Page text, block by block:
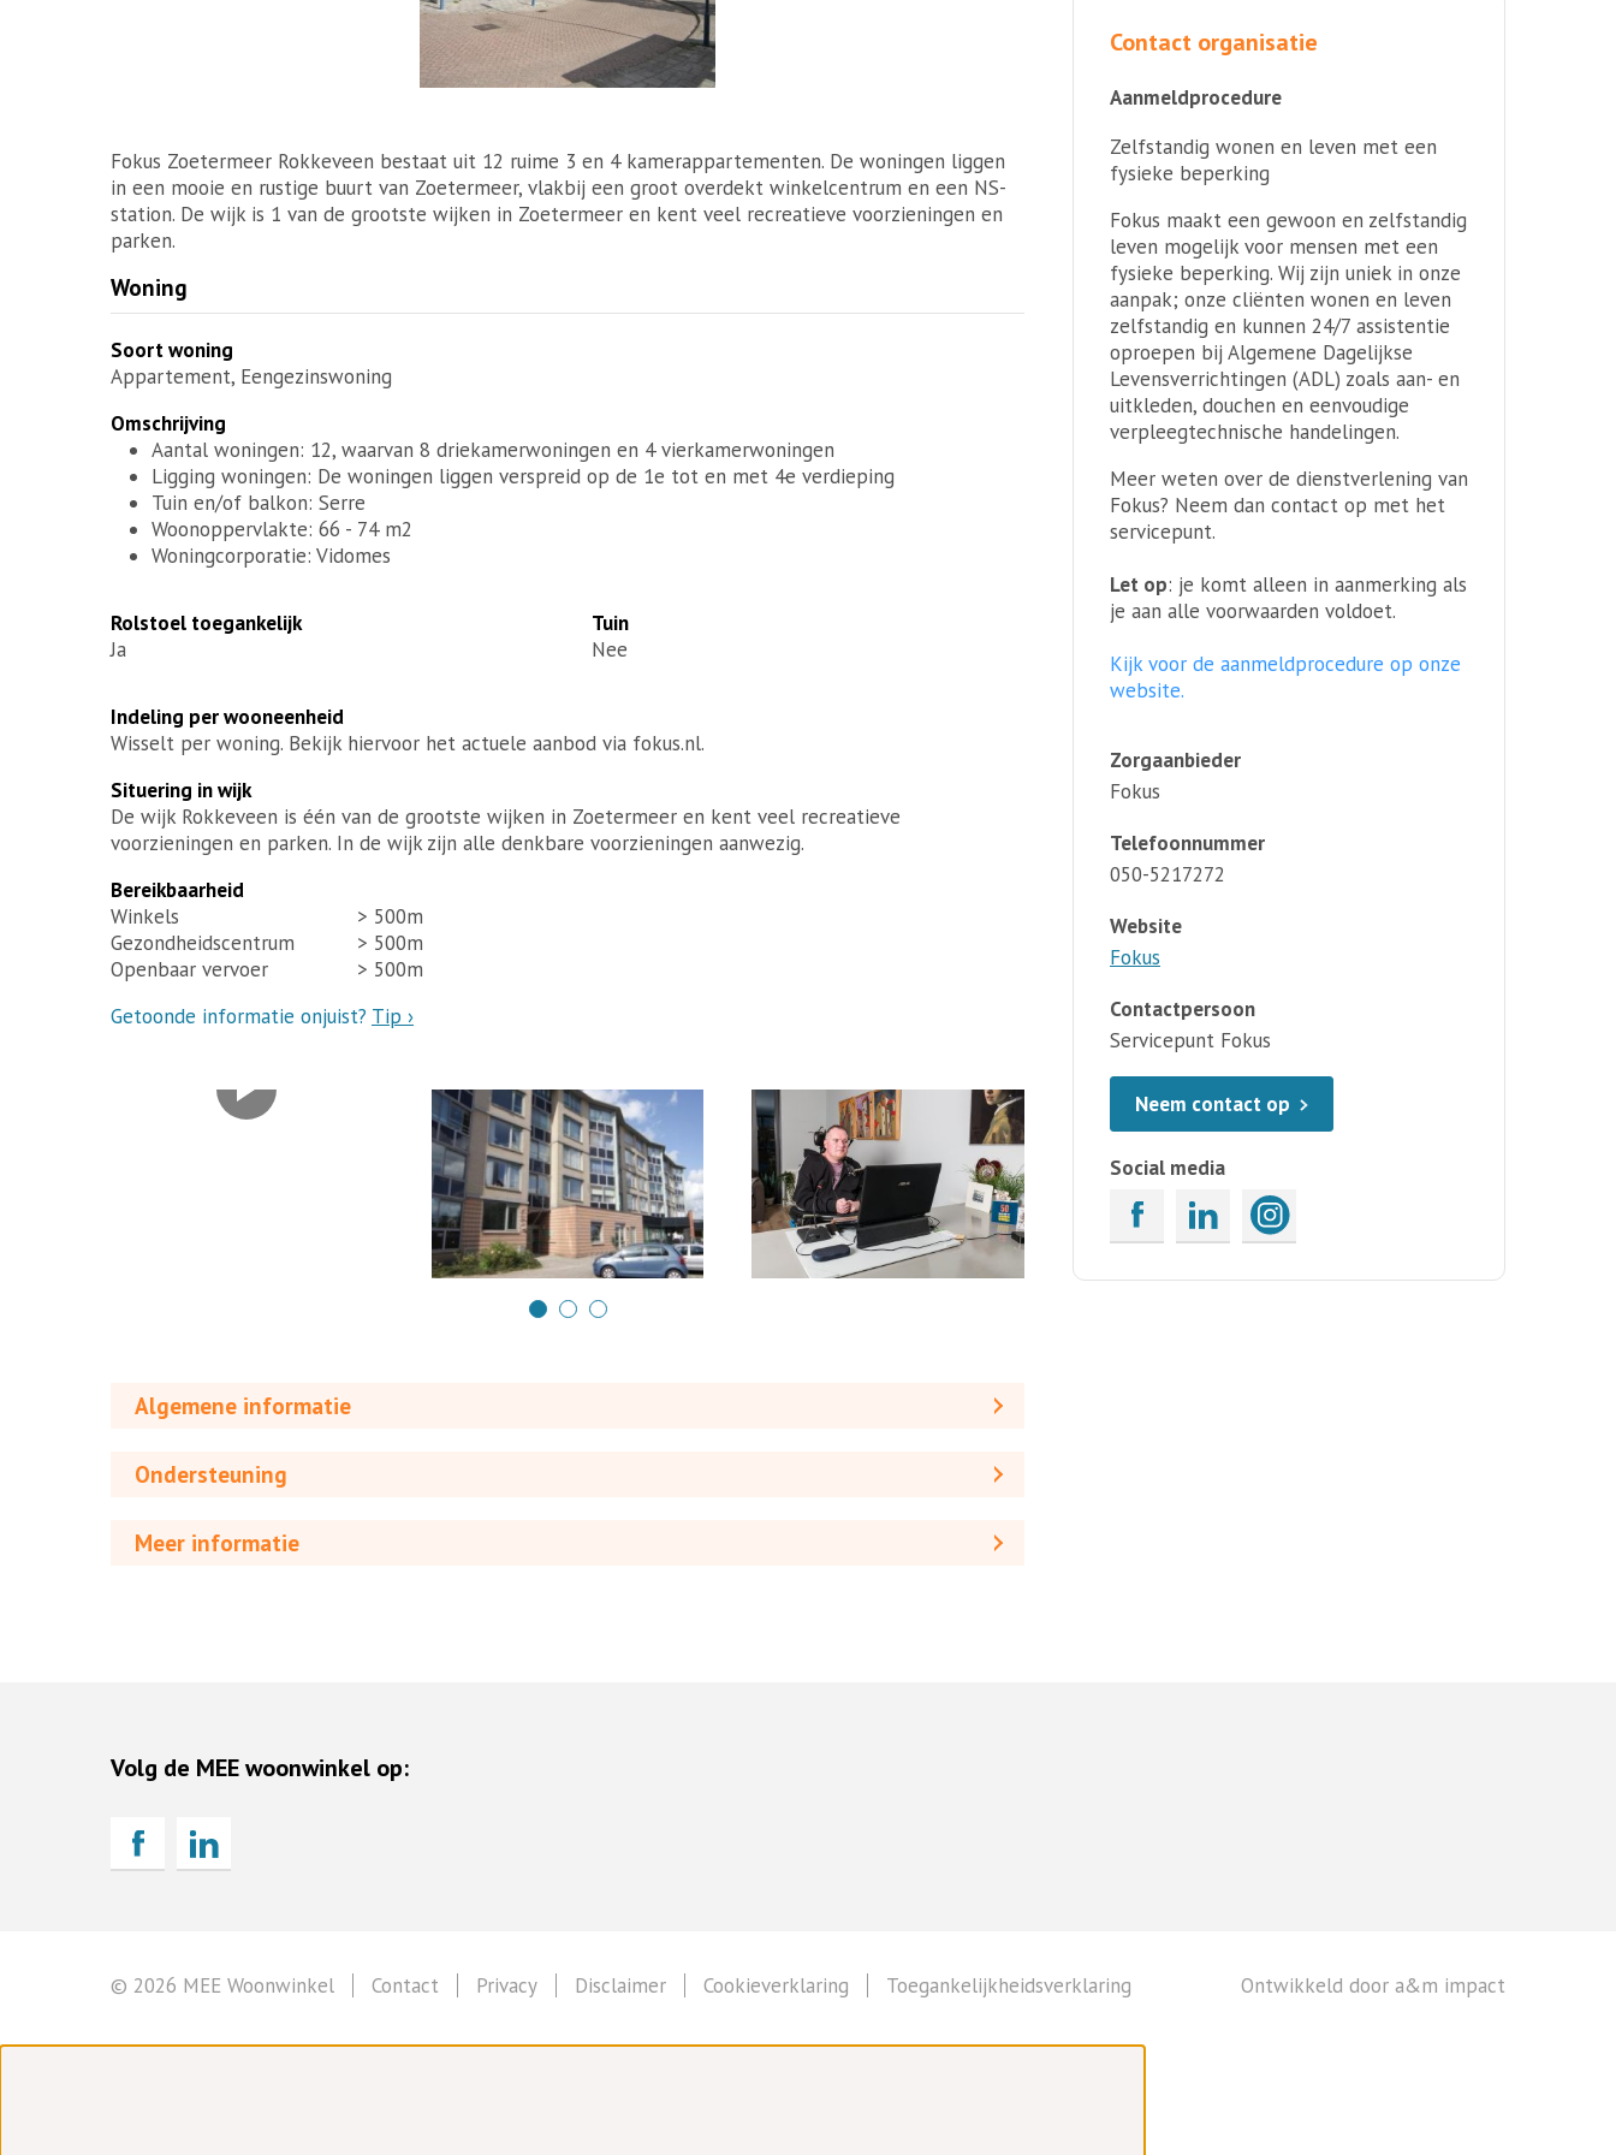
Fokus Zoetermeer Rokkeveen bestaat uit 12 ruime 3 en 4 kamerappartementen. De woningen liggen
in een mooie en rustige buurt van Zoetermeer, vlakbij een groot overdekt winkelcentrum en een NS-
station. De wijk is 1 van de grootste wijken in Zoetermeer en kent veel recreatieve voorzieningen en
parken.
Woning
Soort woning
Appartement, Eengezinswoning
Omschrijving
Aantal woningen: 12, waarvan 8 driekamerwoningen en 4 vierkamerwoningen
Ligging woningen: De woningen liggen verspreid op de 1e tot en met 4e verdieping
Tuin en/of balkon: Serre
Woonoppervlakte: 66 - 74 m2
Woningcorporatie: Vidomes
Rolstoel toegankelijk
Ja
Tuin
Nee
Indeling per wooneenheid
Wisselt per woning. Bekijk hiervoor het actuele aanbod via fokus.nl.
Situering in wijk
De wijk Rokkeveen is één van de grootste wijken in Zoetermeer en kent veel recreatieve
voorzieningen en parken. In de wijk zijn alle denkbare voorzieningen aanwezig.
Bereikbaarheid
Winkels
> 500m
Gezondheidscentrum
> 500m
Openbaar vervoer
> 500m
Getoonde informatie onjuist? Tip ›
Algemene informatie
Ondersteuning
Meer informatie
Contact organisatie
Aanmeldprocedure
Zelfstandig wonen en leven met een
fysieke beperking
Fokus maakt een gewoon en zelfstandig
leven mogelijk voor mensen met een
fysieke beperking. Wij zijn uniek in onze
aanpak; onze cliënten wonen en leven
zelfstandig en kunnen 24/7 assistentie
oproepen bij Algemene Dagelijkse
Levensverrichtingen (ADL) zoals aan- en
uitkleden, douchen en eenvoudige
verpleegtechnische handelingen.
Meer weten over de dienstverlening van
Fokus? Neem dan contact op met het
servicepunt.
Let op: je komt alleen in aanmerking als
je aan alle voorwaarden voldoet.
Kijk voor de aanmeldprocedure op onze
website.
Zorgaanbieder
Fokus
Telefoonnummer
050-5217272
Website
Fokus
Contactpersoon
Servicepunt Fokus
Neem contact op
Social media
Volg de MEE woonwinkel op:
© 2026 MEE Woonwinkel Ontwikkeld door a&m impact
Contact Privacy Disclaimer Cookieverklaring Toegankelijkheidsverklaring